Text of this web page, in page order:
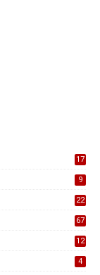
17
9
22
67
12
4